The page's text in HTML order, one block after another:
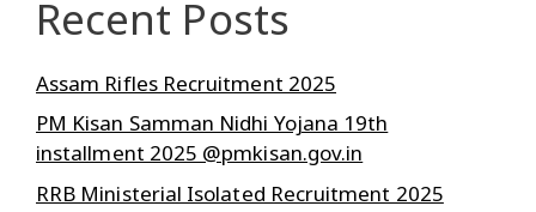
Recent Posts
Assam Rifles Recruitment 2025
PM Kisan Samman Nidhi Yojana 19th
installment 2025 @pmkisan.gov.in
RRB Ministerial Isolated Recruitment 2025